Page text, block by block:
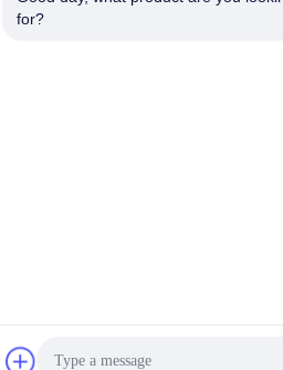
Sitio
for?